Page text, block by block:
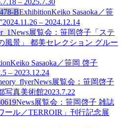
– 2025.7.30
ExhibitionKeiko Sasaoka／笹
2024.11.26 – 2024.12.14
News展覧会：笹岡啓子「ステ
風景」 都美セレクション グルー
Keiko Sasaoka／笹岡 啓子
– 2023.12.24
News展覧会：笹岡啓子
写真美術館2023.7.22
News展覧会：笹岡啓子 雑誌
ール／TERROIR」刊行記念展